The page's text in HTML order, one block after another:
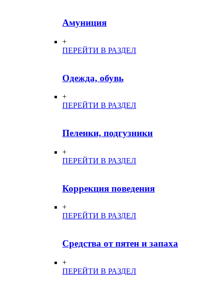
Амуниция
+
ПЕРЕЙТИ В РАЗДЕЛ
Одежда, обувь
+
ПЕРЕЙТИ В РАЗДЕЛ
Пеленки, подгузники
+
ПЕРЕЙТИ В РАЗДЕЛ
Коррекция поведения
+
ПЕРЕЙТИ В РАЗДЕЛ
Средства от пятен и запаха
+
ПЕРЕЙТИ В РАЗДЕЛ